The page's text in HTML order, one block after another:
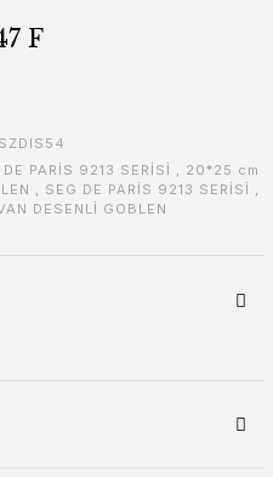
F
DE PARİS 9213 SERİSİ , 20*25 cm
, SEG DE PARİS 9213 SERİSİ ,
DESENLİ GOBLEN